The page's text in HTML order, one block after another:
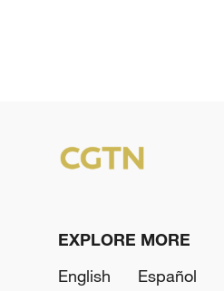
EXPLORE MORE
English
Español